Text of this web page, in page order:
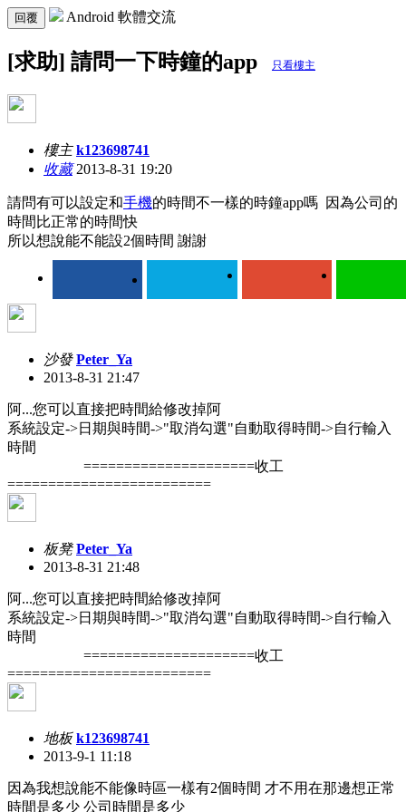
回覆 Android 軟體交流
[求助] 請問一下時鐘的app 只看樓主
樓主 k123698741
收藏2013-8-31 19:20
請問有可以設定和手機的時間不一樣的時鐘app嗎 因為公司的
時間比正常的時間快
所以想說能不能設2個時間 謝謝
沙發 Peter_Ya
2013-8-31 21:47
阿...您可以直接把時間給修改掉阿
系統設定->日期與時間->"取消勾選"自動取得時間->自行輸入
時間
=====================收工
=========================
板凳 Peter_Ya
2013-8-31 21:48
阿...您可以直接把時間給修改掉阿
系統設定->日期與時間->"取消勾選"自動取得時間->自行輸入
時間
=====================收工
=========================
地板 k123698741
2013-9-1 11:18
因為我想說能不能像時區一樣有2個時間 才不用在那邊想正常
時間是多少 公司時間是多少